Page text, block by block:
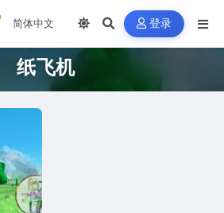
登录
纸飞机